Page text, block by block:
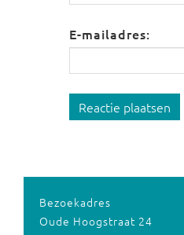
E-mailadres:
Reactie plaatsen
Bezoekadres
Oude Hoogstraat 24